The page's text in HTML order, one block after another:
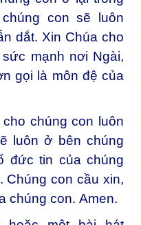
con sẽ luôn
dắt. Xin Chúa cho
mạnh nơi Ngài,
gọi là môn đệ của
chúng con luôn
luôn ở bên chúng
đức tin của chúng
Chúng con cầu xin,
chúng con. Amen.